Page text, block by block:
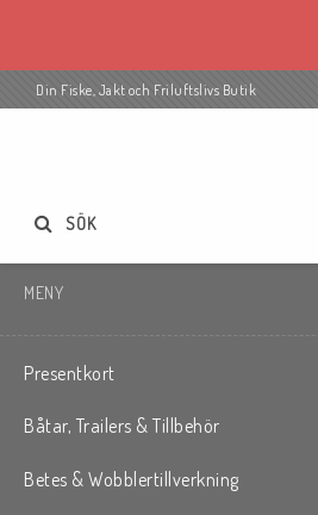
Din Fiske, Jakt och Friluftslivs Butik
SÖK
MENY
Presentkort
Båtar, Trailers & Tillbehör
Betes & Wobblertillverkning